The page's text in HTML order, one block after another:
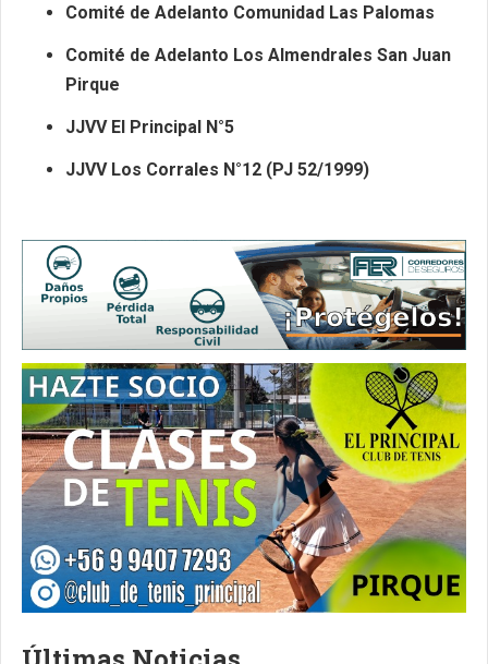
Comité de Adelanto Comunidad Las Palomas
Comité de Adelanto Los Almendrales San Juan
Pirque
JJVV El Principal N°5
JJVV Los Corrales N°12 (PJ 52/1999)